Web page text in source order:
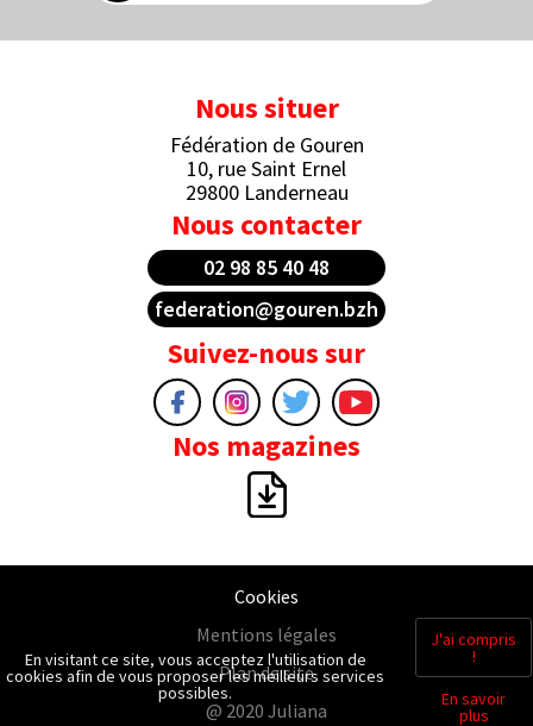
Nous situer
Fédération de Gouren
10, rue Saint Ernel
29800 Landerneau
Nous contacter
02 98 85 40 48
federation@gouren.bzh
Suivez-nous sur
Nos magazines
Cookies
Mentions légales
Plan de site
@ 2020 Juliana
En visitant ce site, vous acceptez l'utilisation de
cookies afin de vous proposer les meilleurs services
possibles.
J'ai compris
!
En savoir
plus